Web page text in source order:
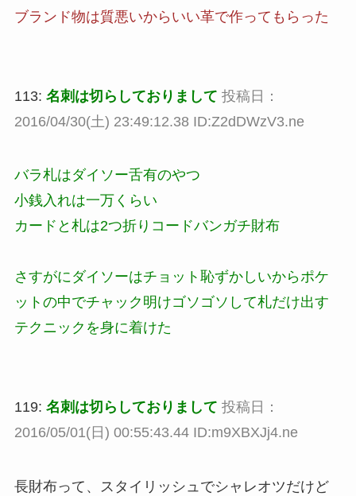
ブランド物は質悪いからいい革で作ってもらった
113: 名刺は切らしておりまして 投稿日：
2016/04/30(土) 23:49:12.38 ID:Z2dDWzV3.ne
バラ札はダイソー舌有のやつ
小銭入れは一万くらい
カードと札は2つ折りコードバンガチ財布
さすがにダイソーはチョット恥ずかしいからポケ
ットの中でチャック明けゴソゴソして札だけ出す
テクニックを身に着けた
119: 名刺は切らしておりまして 投稿日：
2016/05/01(日) 00:55:43.44 ID:m9XBXJj4.ne
長財布って、スタイリッシュでシャレオツだけど